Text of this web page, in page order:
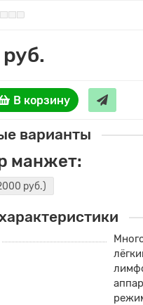
В корзину
варианты
манжет:
руб.)